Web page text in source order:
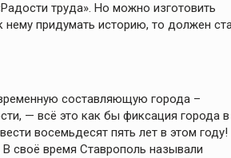
труда». Но можно изготовить
придумать историю, то должен
составляющую города –
— всё это как бы фиксация города в
восемьдесят пять лет в этом году!
своё время Ставрополь называли